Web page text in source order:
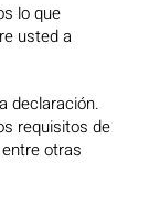
lo que
usted a
declaración.
requisitos de
otras